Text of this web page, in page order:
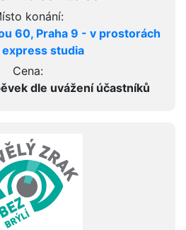
konání:
60, Praha 9 - v prostorách
express studia
Cena:
dle uvážení účastníků